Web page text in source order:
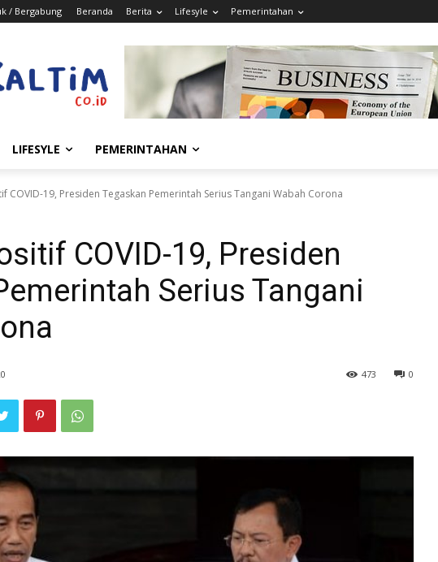
/ Bergabung Beranda Berita Lifesyle Pemerintahan
LIFESYLE PEMERINTAHAN
COVID-19, Presiden Tegaskan Pemerintah Serius Tangani Wabah Corona
COVID-19, Presiden
Serius Tangani
0
473